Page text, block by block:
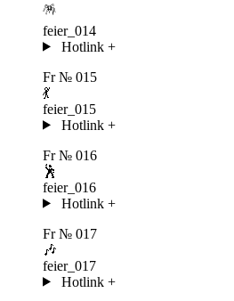
🪅
feier_014
Hotlink +
Fr № 015
💃
feier_015
Hotlink +
Fr № 016
🕺
feier_016
Hotlink +
Fr № 017
🎶
feier_017
Hotlink +